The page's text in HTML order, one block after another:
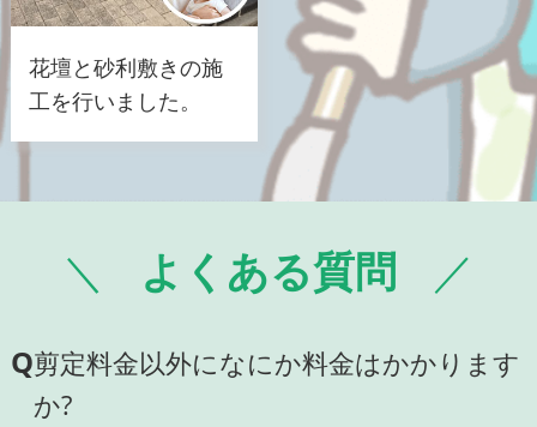
花壇と砂利敷きの施
工を行いました。
よくある質問
Q剪定料金以外になにか料金はかかります
か?